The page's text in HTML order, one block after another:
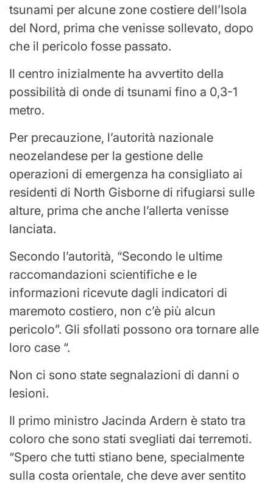
tsunami per alcune zone costiere dell’Isola
del Nord, prima che venisse sollevato, dopo
che il pericolo fosse passato.
Il centro inizialmente ha avvertito della
possibilità di onde di tsunami fino a 0,3-1
metro.
Per precauzione, l’autorità nazionale
neozelandese per la gestione delle
operazioni di emergenza ha consigliato ai
residenti di North Gisborne di rifugiarsi sulle
alture, prima che anche l’allerta venisse
lanciata.
Secondo l’autorità, “Secondo le ultime
raccomandazioni scientifiche e le
informazioni ricevute dagli indicatori di
maremoto costiero, non c’è più alcun
pericolo”. Gli sfollati possono ora tornare alle
loro case “.
Non ci sono state segnalazioni di danni o
lesioni.
Il primo ministro Jacinda Ardern è stato tra
coloro che sono stati svegliati dai terremoti.
“Spero che tutti stiano bene, specialmente
sulla costa orientale, che deve aver sentito